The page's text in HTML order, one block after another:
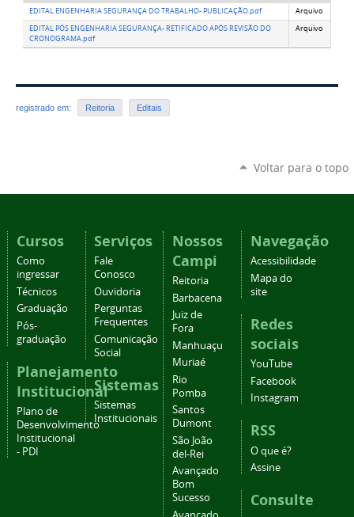
EDITAL ENGENHARIA SEGURANÇA DO TRABALHO- PUBLICAÇÃO.pdf
Arquivo
EDITAL PÓS ENGENHARIA SEGURANÇA- RETIFICADO APÓS REVISÃO DO
CRONOGRAMA.pdf
Arquivo
registrado em: Reitoria Editais
Voltar para o topo
Cursos
Como
ingressar
Técnicos
Graduação
Pós-
graduação
Planejamento
Institucional
Plano de
Desenvolvimento
Institucional
- PDI
Serviços
Fale
Conosco
Ouvidoria
Perguntas
Frequentes
Comunicação
Social
Sistemas
Sistemas
Institucionais
Nossos
Campi
Reitoria
Barbacena
Juiz de
Fora
Manhuaçu
Muriaé
Rio
Pomba
Santos
Dumont
São João
del-Rei
Avançado
Bom
Sucesso
Navegação
Acessibilidade
Mapa do
site
Redes
sociais
YouTube
Facebook
Instagram
RSS
O que é?
Assine
Consulte